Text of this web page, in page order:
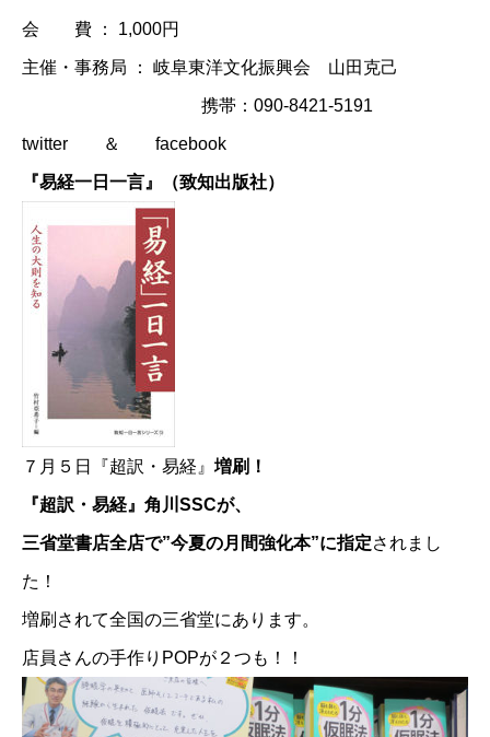
会 費 ： 1,000円
主催・事務局 ： 岐阜東洋文化振興会 山田克己
携帯：090-8421-5191
twitter ＆ facebook
『易経一日一言』（致知出版社）
７月５日『超訳・易経』 増刷！
『超訳・易経』角川SSCが、
三省堂書店全店で”今夏の月間強化本”に指定されまし
た！
増刷されて全国の三省堂にあります。
店員さんの手作りPOPが２つも！！